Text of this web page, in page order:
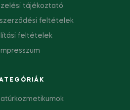
tájékoztató
feltételek
feltételek
Impresszum